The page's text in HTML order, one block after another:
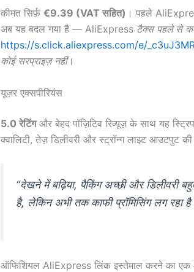
कीमत सिर्फ़ €9.39 (VAT सहित) । पहले
अब यह बदल गया है — AliExpress टैक्स पहले से
https://s.click.aliexpress.com/e/
कोई सरप्राइज़ नहीं।
यूज़र एक्सपीरियंस
5.0 रेटिंगऔर बेहद पॉज़िटिव रिव्यूज़ के साथ यह
क्वालिटी, तेज़ डिलीवरी और स्ट्रॉन्ग लाइट आउटपुट
“देखने में बढ़िया, पैकिंग अच्छी और डिलीवरी
है, लेकिन अभी तक काफी प्रॉमिसिंग लग रहा
ऑफिशियल AliExpress लिंक इस्तेमाल करने का एक